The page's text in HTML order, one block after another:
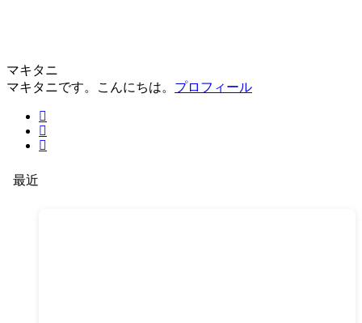
マキタニ
マキタニです。こんにちは。 プロフィール
最近